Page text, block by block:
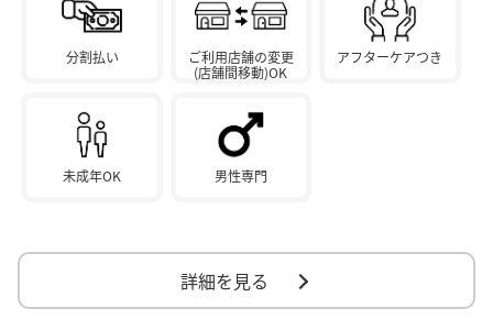
分割払い
ご利用店舗の変更
(店舗間移動)OK
アフターケアつき
未成年OK 男性専門
詳細を見る